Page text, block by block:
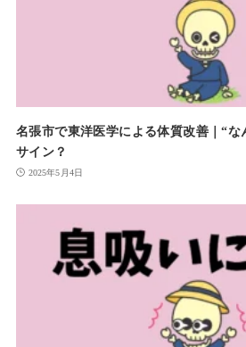
名張市で東洋医学による体質改善｜“な
サイン？
2025年5月4日